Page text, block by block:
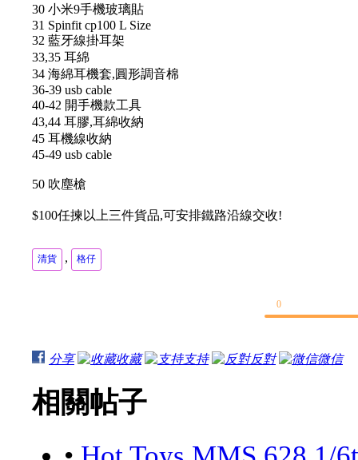
30 小米9手機玻璃貼
31 Spinfit cp100 L Size
32 藍牙線掛耳架
33,35 耳綿
34 海綿耳機套,圓形調音棉
36-39 usb cable
40-42 開手機款工具
43,44 耳膠,耳綿收納
45 耳機線收納
45-49 usb cable
50 吹塵槍
$100任揀以上三件貨品,可安排鐵路沿線交收!
清貨 , 格仔
0
分享 收藏 支持 反對 微信
相關帖子